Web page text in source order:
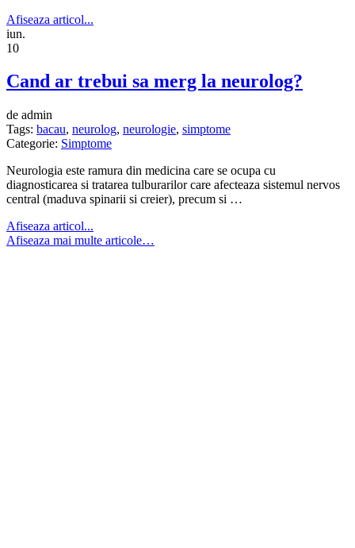
Afiseaza articol...
iun.
10
Cand ar trebui sa merg la neurolog?
de admin
Tags: bacau, neurolog, neurologie, simptome
Categorie: Simptome
Neurologia este ramura din medicina care se ocupa cu
diagnosticarea si tratarea tulburarilor care afecteaza sistemul nervos
central (maduva spinarii si creier), precum si …
Afiseaza articol...
Afiseaza mai multe articole…